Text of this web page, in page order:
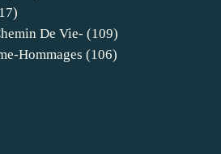
De Vie- (109)
Hommages (106)